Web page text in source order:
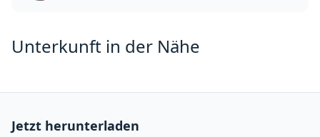
Unterkunft in der Nähe
Jetzt herunterladen